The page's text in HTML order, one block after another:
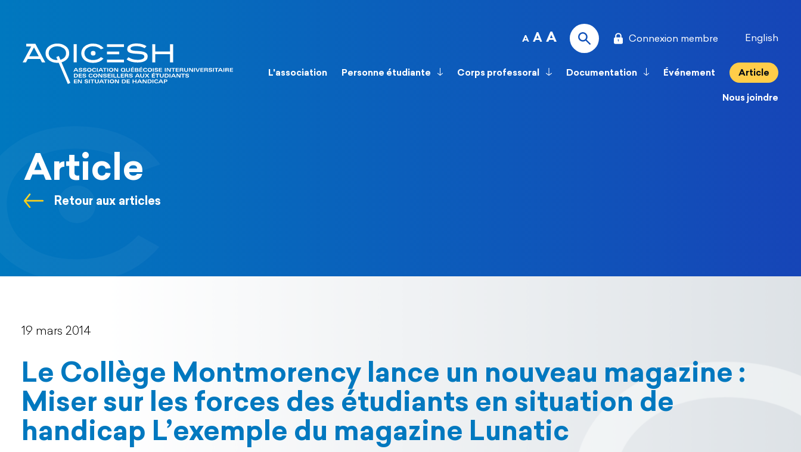
A A A Connexion membre English
L'association Personne étudiante Corps professoral Documentation Événement Article
Nous joindre
Article
Retour aux articles
19 mars 2014
Le Collège Montmorency lance un nouveau magazine :
Miser sur les forces des étudiants en situation de
handicap L’exemple du magazine Lunatic